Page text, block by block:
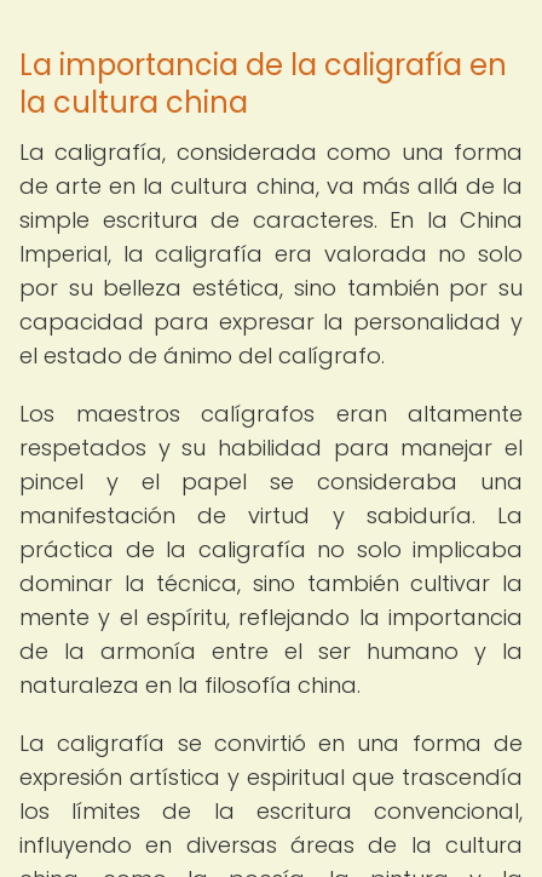
La importancia de la caligrafía en
la cultura china
La caligrafía, considerada como una forma
de arte en la cultura china, va más allá de la
simple escritura de caracteres. En la China
Imperial, la caligrafía era valorada no solo
por su belleza estética, sino también por su
capacidad para expresar la personalidad y
el estado de ánimo del calígrafo.
Los maestros calígrafos eran altamente
respetados y su habilidad para manejar el
pincel y el papel se consideraba una
manifestación de virtud y sabiduría. La
práctica de la caligrafía no solo implicaba
dominar la técnica, sino también cultivar la
mente y el espíritu, reflejando la importancia
de la armonía entre el ser humano y la
naturaleza en la filosofía china.
La caligrafía se convirtió en una forma de
expresión artística y espiritual que trascendía
los límites de la escritura convencional,
influyendo en diversas áreas de la cultura